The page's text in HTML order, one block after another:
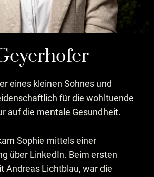
eines kleinen Sohnes und
für die wohltuende
auf die mentale Gesundheit.
Sophie mittels einer
über LinkedIn. Beim ersten
Andreas Lichtblau, war die